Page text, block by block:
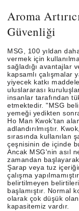
Aroma
Güvenliği
MSG, 100 yıldan
vermek için
sağladığı avantajlar
kapsamlı çalışmalar
yiyecek katkı
uluslararası
insanlar tarafından
etmektedir. "MSG
yemeği yedikten
Ho Man Kwok'tan
adlandırılmıştır.
sırasında kullanılan
çeşnisinin de içinde
Ancak MSG'nin asıl
zamandan
Şarap veya tuz
çalışma
belirtilmeyen
başlamıştır. Normal
olarak çok düşük
kapasitemiz vardır.